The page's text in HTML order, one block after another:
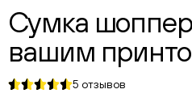
Сумка
вашим
5 отзывов